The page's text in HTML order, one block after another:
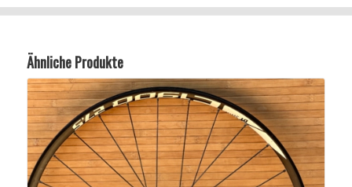
Ähnliche Produkte